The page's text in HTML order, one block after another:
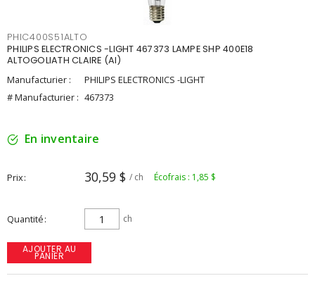
PHIC400S51ALTO
PHILIPS ELECTRONICS -LIGHT 467373 LAMPE SHP 400E18
ALTOGOLIATH CLAIRE (AI)
Manufacturier :
PHILIPS ELECTRONICS -LIGHT
# Manufacturier : 467373
En inventaire
Prix 30,59 $ / ch Écofrais : 1,85 $
Quantité ch
AJOUTER AU
PANIER